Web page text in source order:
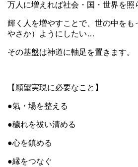
万人に増えれば社会・国・世界を
輝く人を増やすことで、世の中をも
やさか）ようにしたい…
その基盤は神道に軸足を置きます。
【願望実現に必要なこと】
●氣・場を整える
●穢れを祓い清める
●心を鎮める
●縁をつなぐ